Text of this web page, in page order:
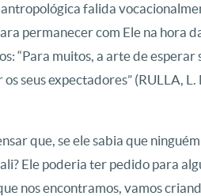
falida
permanecer com Ele na hora
“Para muitos, a arte de
seus expectadores” (RULLA, L.
que, se ele sabia que
Ele poderia ter pedido para
nos encontramos, vamos